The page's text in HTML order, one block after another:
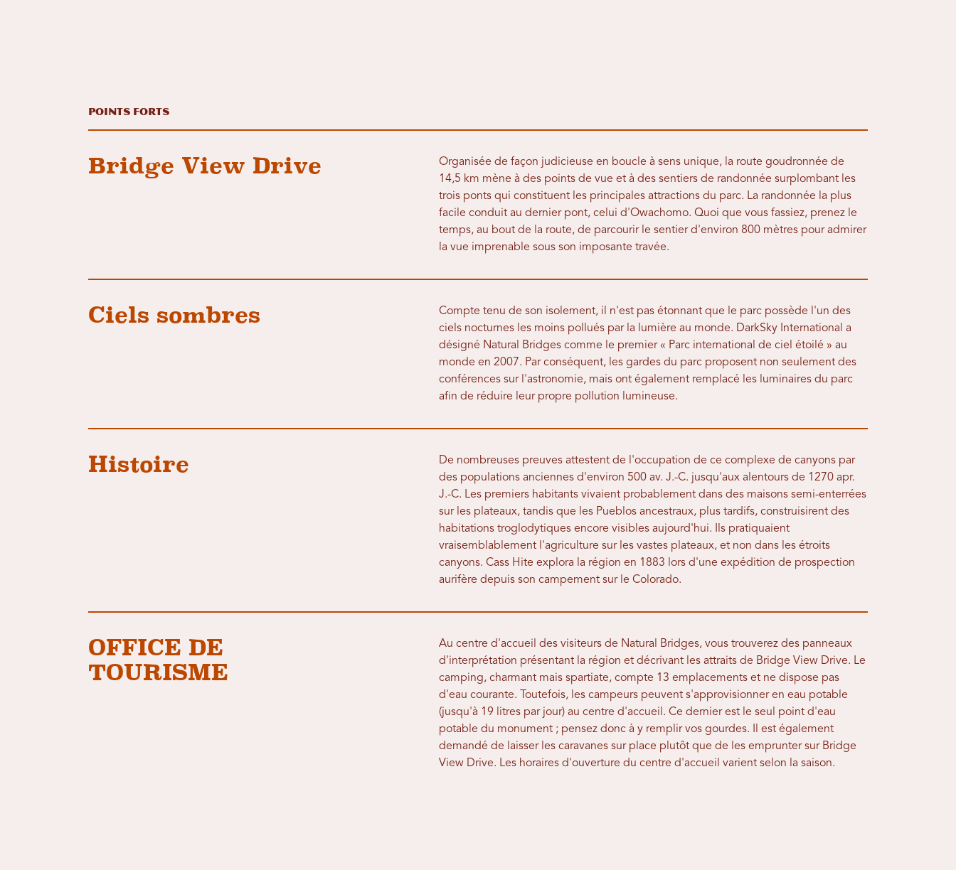
Points forts
Bridge View Drive
Organisée de façon judicieuse en boucle à sens unique, la route goudronnée de
14,5 km mène à des points de vue et à des sentiers de randonnée surplombant les
trois ponts qui constituent les principales attractions du parc. La randonnée la plus
facile conduit au dernier pont, celui d'Owachomo. Quoi que vous fassiez, prenez le
temps, au bout de la route, de parcourir le sentier d'environ 800 mètres pour admirer
la vue imprenable sous son imposante travée.
Ciels sombres
Compte tenu de son isolement, il n'est pas étonnant que le parc possède l'un des
ciels nocturnes les moins pollués par la lumière au monde. DarkSky International a
désigné Natural Bridges comme le premier « Parc international de ciel étoilé » au
monde en 2007. Par conséquent, les gardes du parc proposent non seulement des
conférences sur l'astronomie, mais ont également remplacé les luminaires du parc
afin de réduire leur propre pollution lumineuse.
Histoire
De nombreuses preuves attestent de l'occupation de ce complexe de canyons par
des populations anciennes d'environ 500 av. J.-C. jusqu'aux alentours de 1270 apr.
J.-C. Les premiers habitants vivaient probablement dans des maisons semi-enterrées
sur les plateaux, tandis que les Pueblos ancestraux, plus tardifs, construisirent des
habitations troglodytiques encore visibles aujourd'hui. Ils pratiquaient
vraisemblablement l'agriculture sur les vastes plateaux, et non dans les étroits
canyons. Cass Hite explora la région en 1883 lors d'une expédition de prospection
aurifère depuis son campement sur le Colorado.
OFFICE DE
TOURISME
Au centre d'accueil des visiteurs de Natural Bridges, vous trouverez des panneaux
d'interprétation présentant la région et décrivant les attraits de Bridge View Drive. Le
camping, charmant mais spartiate, compte 13 emplacements et ne dispose pas
d'eau courante. Toutefois, les campeurs peuvent s'approvisionner en eau potable
(jusqu'à 19 litres par jour) au centre d'accueil. Ce dernier est le seul point d'eau
potable du monument ; pensez donc à y remplir vos gourdes. Il est également
demandé de laisser les caravanes sur place plutôt que de les emprunter sur Bridge
View Drive. Les horaires d'ouverture du centre d'accueil varient selon la saison.